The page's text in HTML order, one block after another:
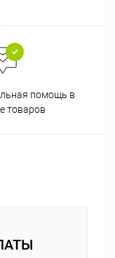
помощь в
товаров